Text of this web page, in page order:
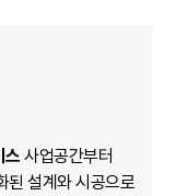
스 사업공간부터
된 설계와 시공으로